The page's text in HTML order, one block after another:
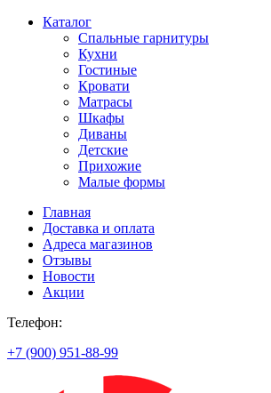
Каталог
Спальные гарнитуры
Кухни
Гостиные
Кровати
Матрасы
Шкафы
Диваны
Детские
Прихожие
Малые формы
Главная
Доставка и оплата
Адреса магазинов
Отзывы
Новости
Акции
Телефон:
+7 (900) 951-88-99